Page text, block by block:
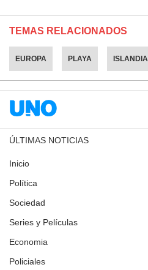
TEMAS RELACIONADOS
EUROPA PLAYA ISLANDIA
ÚLTIMAS NOTICIAS
Inicio
Política
Sociedad
Series y Películas
Economia
Policiales